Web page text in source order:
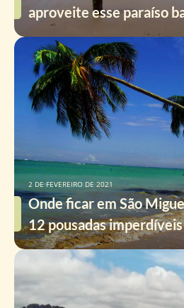
aproveite esse paraíso
Onde ficar em São
12 pousadas imperdíveis
2 DE FEVEREIRO DE 2021